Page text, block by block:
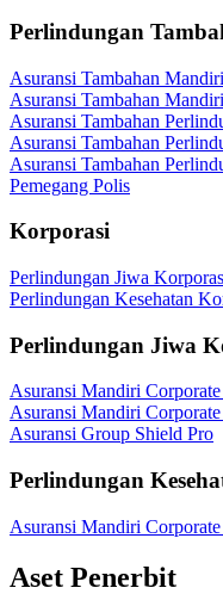
Perlindungan
Asuransi Tambahan
Asuransi Tambahan
Asuransi Tambahan
Asuransi Tambahan
Asuransi Tambahan
Pemegang Polis
Korporasi
Perlindungan Jiwa
Perlindungan Kesehatan
Perlindungan Jiwa
Asuransi Mandiri
Asuransi Mandiri
Asuransi Group Shield Pro
Perlindungan
Asuransi Mandiri
Aset Penerbit